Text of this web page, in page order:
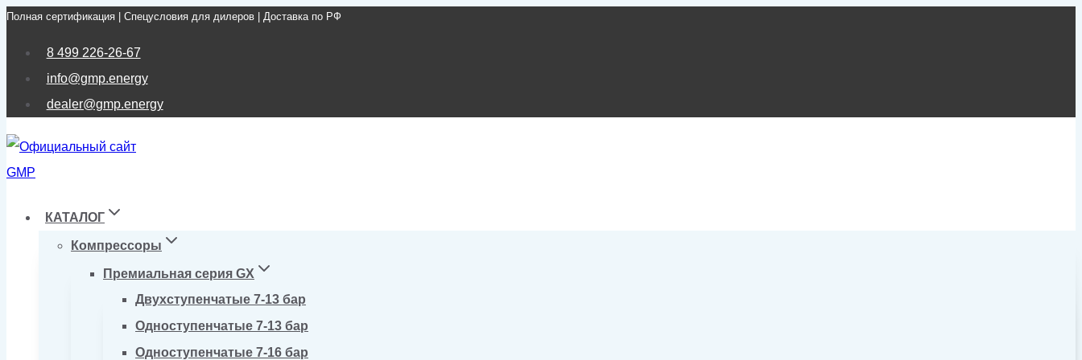
Перейти
Полная сертификация | Спецусловия для дилеров | Доставка по РФ
8 499 226-26-67
info@gmp.energy
dealer@gmp.energy
КАТАЛОГ
Компрессоры
Премиальная серия GX
Двухступенчатые 7-13 бар
Одноступенчатые 7-13 бар
Одноступенчатые 7-16 бар